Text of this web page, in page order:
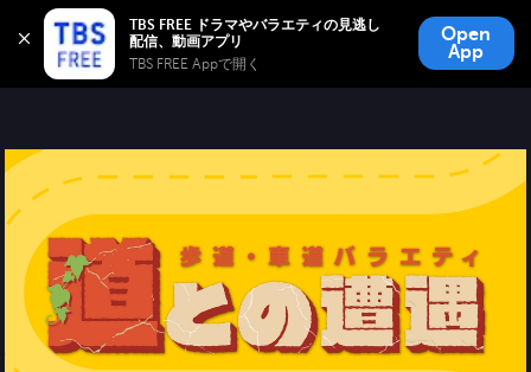
TBS FREE ドラマやバラエティの見逃し
TBS FREE Appで開く
Open
App
TBS FREE
無料見逃し配信